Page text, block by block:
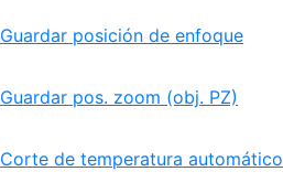
Guardar posición de enfoque
Guardar pos. zoom (obj. PZ)
Corte de temperatura automático